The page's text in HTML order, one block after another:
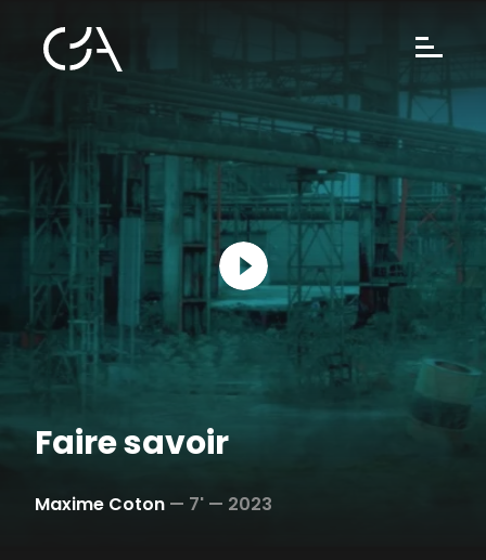
Faire savoir
Maxime Coton — 7' — 2023